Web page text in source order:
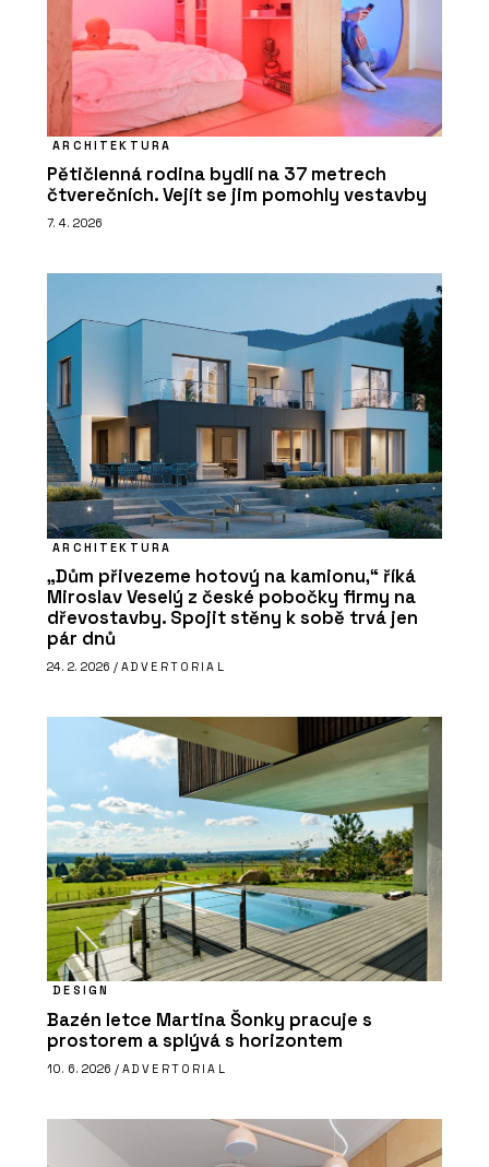
ARCHITEKTURA
Pětičlenná rodina bydlí na 37 metrech
čtverečních. Vejít se jim pomohly vestavby
7. 4. 2026
ARCHITEKTURA
„Dům přivezeme hotový na kamionu,“ říká
Miroslav Veselý z české pobočky firmy na
dřevostavby. Spojit stěny k sobě trvá jen
pár dnů
24. 2. 2026 / ADVERTORIAL
DESIGN
Bazén letce Martina Šonky pracuje s
prostorem a splývá s horizontem
10. 6. 2026 / ADVERTORIAL